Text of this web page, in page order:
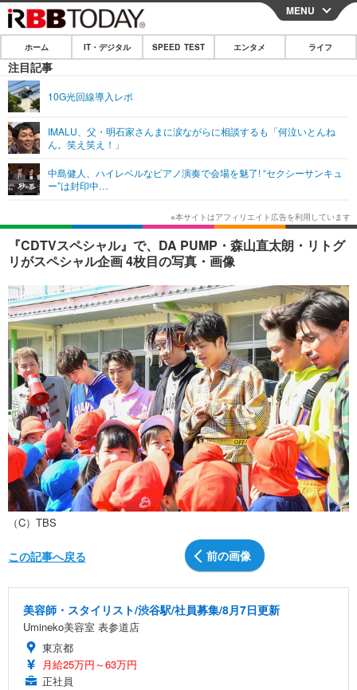
CLOSE
ホーム
IT・デジタル
ネタ
ショッピング その他
SPEED TEST
エンタメ
エンタメTOP
韓国・芸能
音楽 スポーツ
ショッピング その他
ライフ
ライフTOP グルメ
ペット ショッピング
その他
リリース一覧
プッシュ通知の停止方法
MENU
ホーム IT・デジタル SPEED TEST エンタメ ライフ
注目記事
10G光回線導入レポ
IMALU、父・明石家さんまに涙ながらに相談するも「何泣いとんね
ん。笑え笑え！」
中島健人、ハイレベルなピアノ演奏で会場を魅了! “セクシーサンキュ
ー”は封印中…
『CDTVスペシャル』で、DA PUMP・森山直太朗・リトグ
リがスペシャル企画 4枚目の写真・画像
（C）TBS
前の画像
この記事へ戻る
美容師・スタイリスト/渋谷駅/社員募集/8月7日更新
Umineko美容室 表参道店
東京都
月給25万円～63万円
正社員